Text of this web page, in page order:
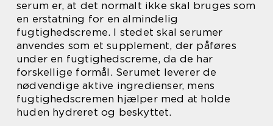
serum er, at det normalt ikke skal bruges som
en erstatning for en almindelig
fugtighedscreme. I stedet skal serumer
anvendes som et supplement, der påføres
under en fugtighedscreme, da de har
forskellige formål. Serumet leverer de
nødvendige aktive ingredienser, mens
fugtighedscremen hjælper med at holde
huden hydreret og beskyttet.